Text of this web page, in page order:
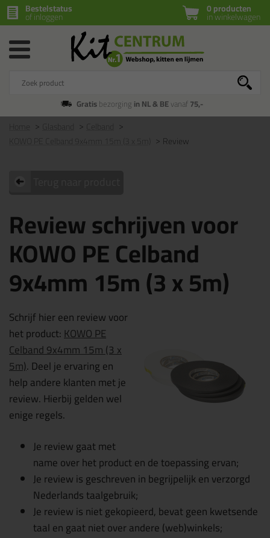
0 producten
in winkelwagen
Bestelstatus
of inloggen
Gratisbezorging in NL & BEvanaf75,-
KOWO PE Celband 9x4mm 15m (3 x 5m)
Review
Review schrijven voor
KOWO PE Celband
9x4mm 15m (3 x 5m)
Schrijf hier een review voor
het product:KOWO PE
Celband 9x4mm 15m (3 x
5m). Deel je ervaring en
help andere klanten met je
review. Hierbij gelden wel
enige regels.
Je review gaat met
name over het product en de toepassing ervan;
Je review is geschreven in begrijpelijk en verzorgd
Nederlands taalgebruik;
Je review is niet gekopieerd, bevat geen kwetsende
taal en gaat niet over andere (web)winkels;